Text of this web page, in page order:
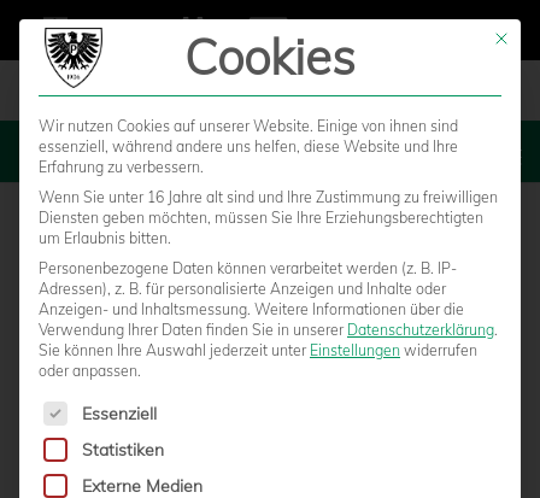
MENU
YOUNGSTARS FAHREN DIE MAXIMALE
Mit
Cookies
Wir nutzen Cookies auf unserer Website. Einige von ihnen sind
essenziell, während andere uns helfen, diese Website und Ihre
Erfahrung zu verbessern.
Wenn Sie unter 16 Jahre alt sind und Ihre Zustimmung zu freiwilligen
Diensten geben möchten, müssen Sie Ihre Erziehungsberechtigten
um Erlaubnis bitten.
Personenbezogene Daten können verarbeitet werden (z. B. IP-
Adressen), z. B. für personalisierte Anzeigen und Inhalte oder
Anzeigen- und Inhaltsmessung. Weitere Informationen über die
Verwendung Ihrer Daten finden Sie in unserer Datenschutzerklärung.
Sie können Ihre Auswahl jederzeit unter Einstellungen widerrufen
oder anpassen.
Es folgt eine Liste der Service-Gruppen, für die eine
Essenziell
Statistiken
Externe Medien